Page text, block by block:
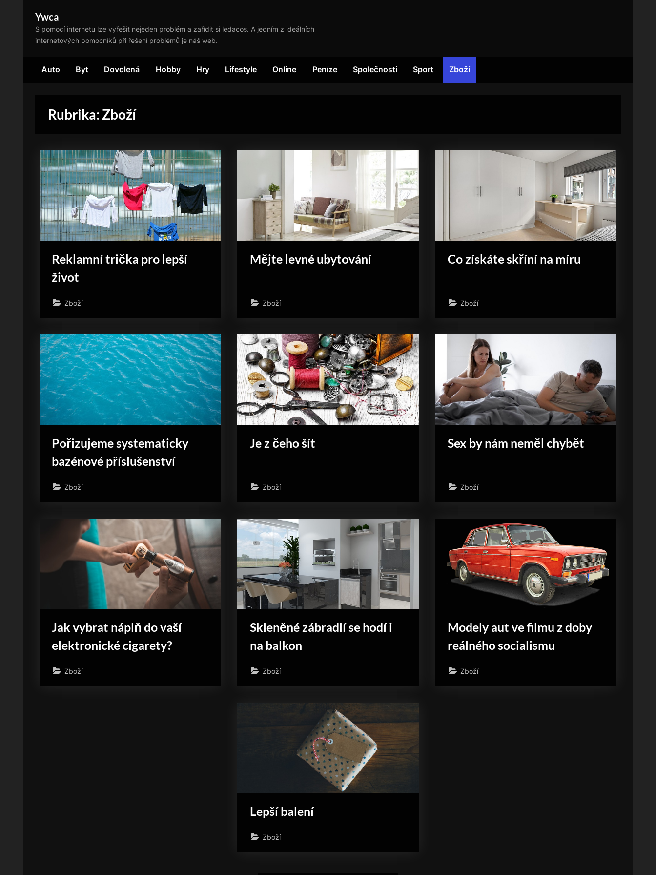
content
Ywca
S pomocí internetu lze vyřešit nejeden problém a zařídit si ledacos. A jedním z ideálních
internetových pomocníků při řešení problémů je náš web.
Auto Byt Dovolená Hobby Hry Lifestyle Online Peníze Společnosti Sport Zboží
Rubrika:Zboží
Reklamní trička pro lepší
život
Zboží
Mějte levné ubytování
Zboží
Co získáte skříní na míru
Zboží
Pořizujeme systematicky
bazénové příslušenství
Zboží
Je z čeho šít
Zboží
Sex by nám neměl chybět
Zboží
Jak vybrat náplň do vaší
elektronické cigarety?
Zboží
Skleněné zábradlí se hodí i
na balkon
Zboží
Modely aut ve filmu z doby
reálného socialismu
Zboží
Lepší balení
Zboží